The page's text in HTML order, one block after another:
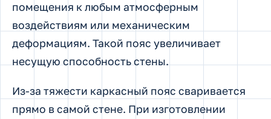
помещения к любым атмосферным
воздействиям или механическим
деформациям. Такой пояс увеличивает
несущую способность стены.
Из-за тяжести каркасный пояс сваривается
прямо в самой стене. При изготовлении